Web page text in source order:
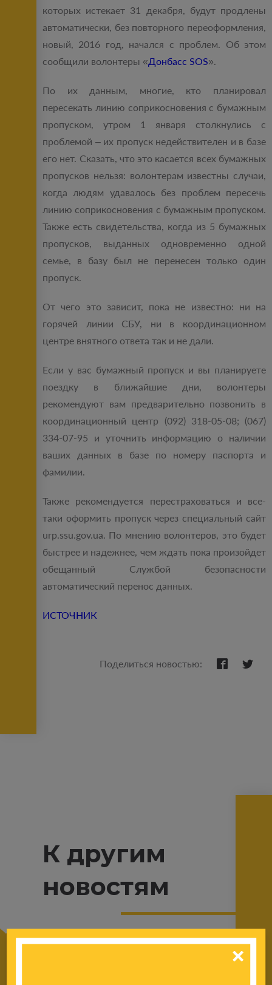
которых истекает 31 декабря, будут продлены
автоматически, без повторного переоформления,
новый, 2016 год, начался с проблем. Об этом
сообщили волонтеры «Донбасс SOS».
По их данным, многие, кто планировал
пересекать линию соприкосновения с бумажным
пропуском, утром 1 января столкнулись с
проблемой ‒ их пропуск недействителен и в базе
его нет. Сказать, что это касается всех бумажных
пропусков нельзя: волонтерам известны случаи,
когда людям удавалось без проблем пересечь
линию соприкосновения с бумажным пропуском.
Также есть свидетельства, когда из 5 бумажных
пропусков, выданных одновременно одной
семье, в базу был не перенесен только один
пропуск.
От чего это зависит, пока не известно: ни на
горячей линии СБУ, ни в координационном
центре внятного ответа так и не дали.
Если у вас бумажный пропуск и вы планируете
поездку в ближайшие дни, волонтеры
рекомендуют вам предварительно позвонить в
координационный центр (092) 318-05-08; (067)
334-07-95 и уточнить информацию о наличии
ваших данных в базе по номеру паспорта и
фамилии.
Также рекомендуется перестраховаться и все-
таки оформить пропуск через специальный сайт
urp.ssu.gov.ua. По мнению волонтеров, это будет
быстрее и надежнее, чем ждать пока произойдет
обещанный Службой безопасности
автоматический перенос данных.
ИСТОЧНИК
Поделиться новостью:
К другим
новостям